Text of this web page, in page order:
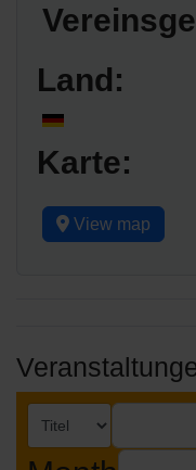
Land:
Karte:
View map